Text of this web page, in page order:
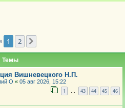
1 2
Темы
Вишневецкого Н.П.
О « 05 авг 2026, 15:22
1 … 43 44 45 46